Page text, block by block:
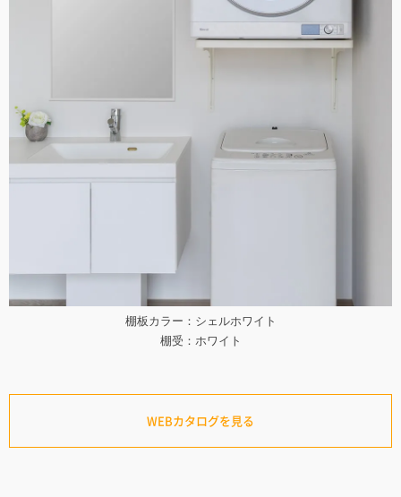
棚板カラー：シェルホワイト
棚受：ホワイト
WEBカタログを見る